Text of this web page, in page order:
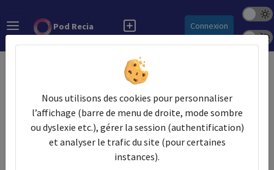
Pod Recia Rechercher Connexion
Mode
Police
Contactez nous
Champs obligatoires
Les champs marqués avec un astérisque sont obligatoires.
Nous utilisons des cookies pour personnaliser
l’affichage (barre de menu de droite, mode sombre
ou dyslexie etc.), gérer la session (authentification)
et analyser le trafic du site (pour certaines
instances).